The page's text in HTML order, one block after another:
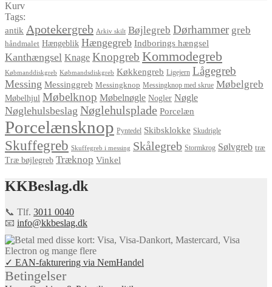
Kurv
Tags:
antik Apotekergreb Arkiv skilt Bøjlegreb Dørhammer greb
håndmalet Hængeblik Hængegreb Indborings hængsel
Kanthængsel Knage Knopgreb Kommodegreb
Købmanddiskgreb Købmandsdiskgreb Køkkengreb Ligejern Lågegreb
Messing Messinggreb Messingknop Messingknop med skrue Møbelgreb
Møbelhjul Møbelknop Møbelnøgle Nogler Nøgle
Nøglehulsbeslag Nøglehulsplade Porcelæn
Porcelænsknop Pyntedel Skibsklokke Skudrigle
Skuffegreb Skuffegreb i messing Skålegreb Stormkrog Sølvgreb træ
Træ bøjlegreb Træknop Vinkel
KKBeslag.dk
📞 Tlf. 3011 0040
📧 info@kkbeslag.dk
✓ EAN-fakturering via NemHandel
Betingelser